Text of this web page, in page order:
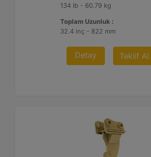
134 lb - 60.79 kg
Toplam Uzunluk :
32.4 inç - 822 mm
Detay Teklif Al